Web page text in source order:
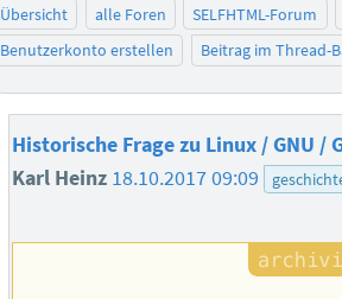
Übersicht alle Foren
SELFHTML-Forum
Benutzerkonto erstellen
Beitrag im Thread-
Historische Frage zu Linux / GNU /
Karl Heinz 18.10.2017 09:09